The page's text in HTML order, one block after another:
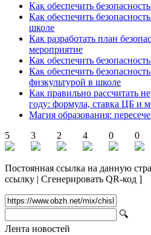
Как обеспечить
Как обеспечить
школе
Как разработать план
мероприятие
Как обеспечить
Как обеспечить
физкультурой в школе
Как правильно рассчитать
году: формула, ставка ЦБ и
Магия образования:
5
3 2 4 0 0
Постоянная ссылка на данную
ссылку | Сгенерировать QR-код ]
🔍
Лента новостей